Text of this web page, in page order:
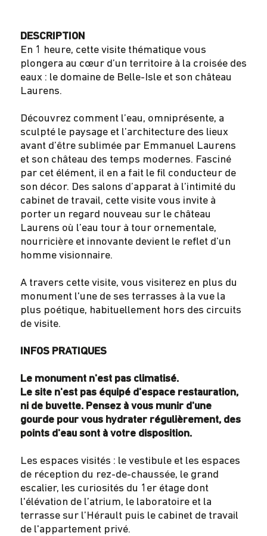
DESCRIPTION
En 1 heure, cette visite thématique vous
plongera au cœur d’un territoire à la croisée des
eaux : le domaine de Belle-Isle et son château
Laurens.
Découvrez comment l’eau, omniprésente, a
sculpté le paysage et l’architecture des lieux
avant d’être sublimée par Emmanuel Laurens
et son château des temps modernes. Fasciné
par cet élément, il en a fait le fil conducteur de
son décor. Des salons d’apparat à l’intimité du
cabinet de travail, cette visite vous invite à
porter un regard nouveau sur le château
Laurens où l’eau tour à tour ornementale,
nourricière et innovante devient le reflet d’un
homme visionnaire.
A travers cette visite, vous visiterez en plus du
monument l'une de ses terrasses à la vue la
plus poétique, habituellement hors des circuits
de visite.
INFOS PRATIQUES
Le monument n'est pas climatisé.
Le site n'est pas équipé d'espace restauration,
ni de buvette. Pensez à vous munir d'une
gourde pour vous hydrater régulièrement, des
points d'eau sont à votre disposition.
Les espaces visités : le vestibule et les espaces
de réception du rez-de-chaussée, le grand
escalier, les curiosités du 1er étage dont
l'élévation de l’atrium, le laboratoire et la
terrasse sur l’Hérault puis le cabinet de travail
de l'appartement privé.